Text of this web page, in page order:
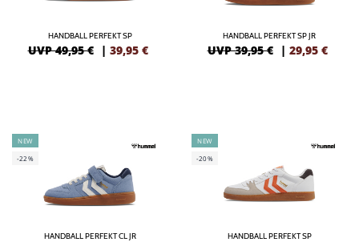
HANDBALL PERFEKT SP
UVP 49,95 € | 39,95 €
HANDBALL PERFEKT SP JR
UVP 39,95 € | 29,95 €
NEW
-22%
HANDBALL PERFEKT CL JR
NEW
-20%
HANDBALL PERFEKT SP